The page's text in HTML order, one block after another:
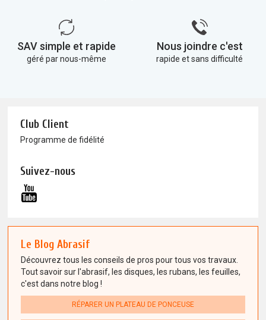
SAV simple et rapide
géré par nous-même
Nous joindre c'est
rapide et sans difficulté
Club Client
Programme de fidélité
Suivez-nous
Le Blog Abrasif
Découvrez tous les conseils de pros pour tous vos travaux.
Tout savoir sur l'abrasif, les disques, les rubans, les feuilles,
c'est dans notre blog !
RÉPARER UN PLATEAU DE PONCEUSE